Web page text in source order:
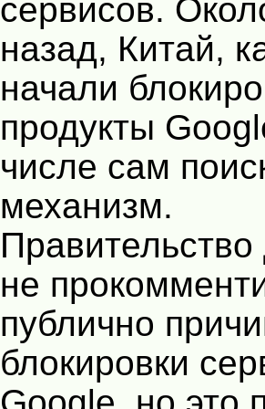
сервисов.
назад, Китай,
начали
продукты
числе сам
механизм.
не
публично
блокировки